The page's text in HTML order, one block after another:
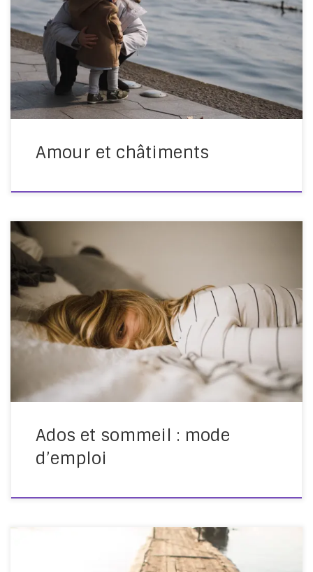
80 à 90 % des enfants ont subit des violences
corporelles, et pratiquement tous les enfants ont subit
des violences verbales. Après l’abolition de la torture et
de la peine de mort, Michel Meignant et Mário Viana
souhaitent abolir la violence éducative ordinaire. […]
Amour et châtiments
Des données inquiétantes Le sommeil occupe le tiers
de notre vie. S’il est essentiel à notre équilibre, sa
qualité peut être altérée. D’après les dernières études
et enquêtes sur les habitudes de sommeil des jeunes,
leur temps de sommeil diminue, et cela touche des
enfants de plus en plus jeunes. […]
Ados et sommeil : mode
d’emploi